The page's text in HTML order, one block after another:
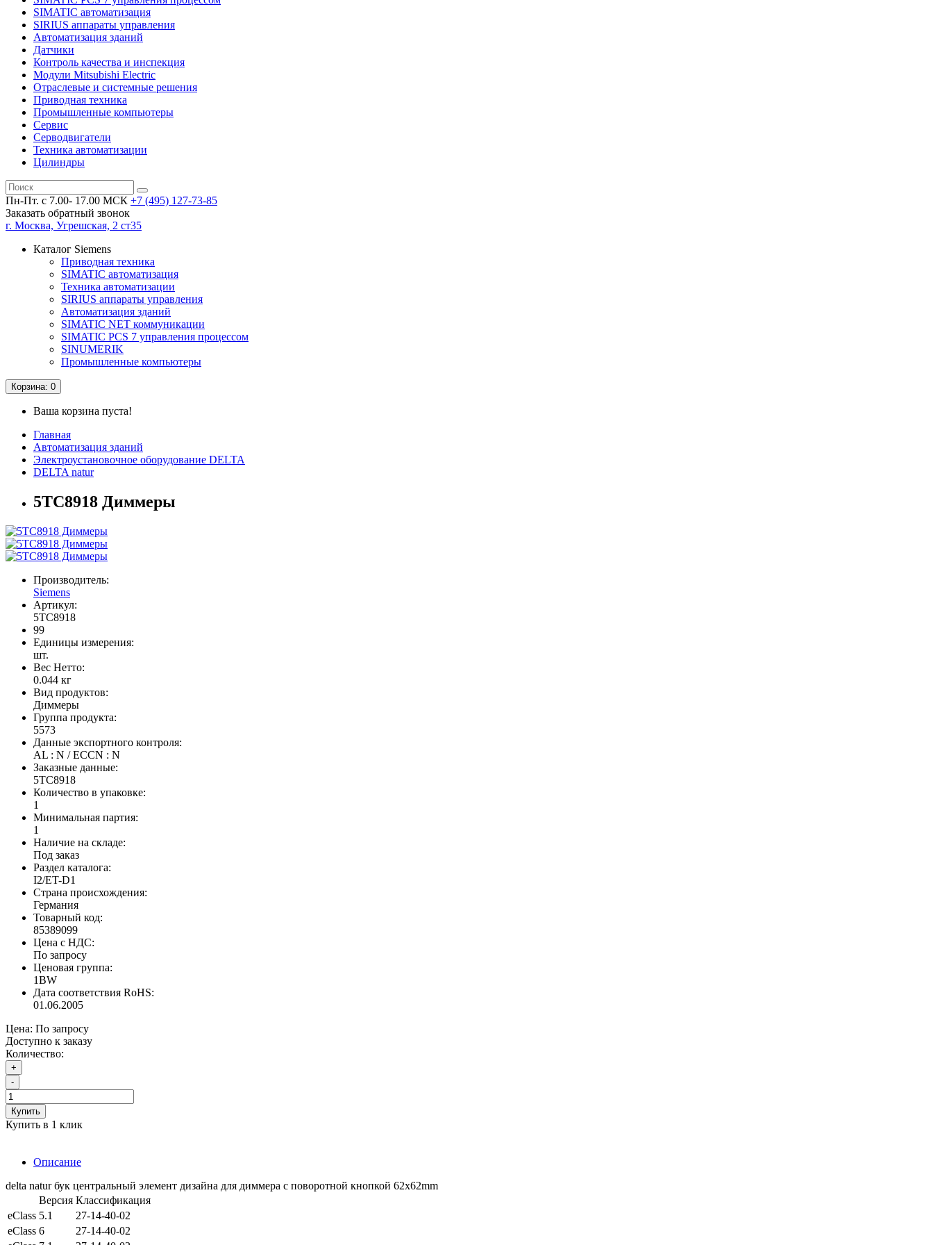
SIMATIC автоматизация
SIRIUS аппараты управления
Автоматизация зданий
Датчики
Контроль качества и инспекция
Модули Mitsubishi Electric
Отраслевые и системные решения
Приводная техника
Промышленные компьютеры
Сервис
Серводвигатели
Техника автоматизации
Цилиндры
Пн-Пт. с 7.00- 17.00 МСК +7 (495) 127-73-85
Заказать обратный звонок
г. Москва, Угрешская, 2 ст35
Каталог Siemens
Приводная техника
SIMATIC автоматизация
Техника автоматизации
SIRIUS аппараты управления
Автоматизация зданий
SIMATIC NET коммуникации
SIMATIC PCS 7 управления процессом
SINUMERIK
Промышленные компьютеры
Корзина: 0
Ваша корзина пуста!
Главная
Автоматизация зданий
Электроустановочное оборудование DELTA
DELTA natur
5TC8918 Диммеры
Производитель:
Siemens
Артикул:
5TC8918
99
Единицы измерения:
шт.
Вес Нетто:
0.044 кг
Вид продуктов:
Диммеры
Группа продукта:
5573
Данные экспортного контроля:
AL : N / ECCN : N
Заказные данные:
5TC8918
Количество в упаковке:
1
Минимальная партия:
1
Наличие на складе:
Под заказ
Раздел каталога:
I2/ET-D1
Страна происхождения:
Германия
Товарный код:
85389099
Цена с НДС:
По запросу
Ценовая группа:
1BW
Дата соответствия RoHS:
01.06.2005
Цена: По запросу
Доступно к заказу
Количество:
+
-
Купить
Купить в 1 клик
Описание
delta natur бук центральный элемент дизайна для диммера с поворотной кнопкой 62x62mm
Версия Классификация
eClass 5.1
27-14-40-02
eClass 6
27-14-40-02